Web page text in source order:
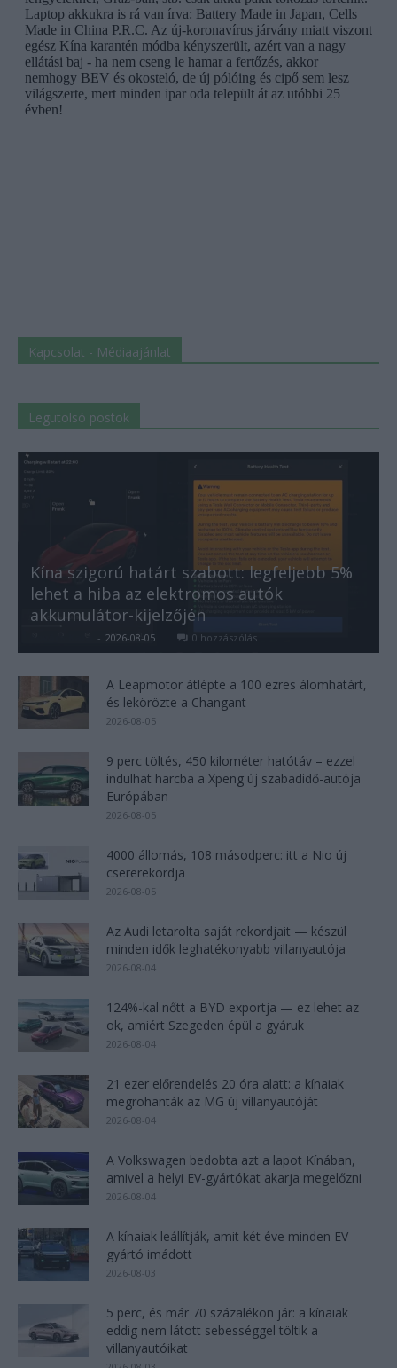
Kapcsolat - Médiaajánlat
Legutolsó postok
Kína szigorú határt szabott: legfeljebb 5%
lehet a hiba az elektromos autók
akkumulátor-kijelzőjén
- 2026-08-05 0 hozzászólás
A Leapmotor átlépte a 100 ezres álomhatárt,
és lekörözte a Changant
2026-08-05
9 perc töltés, 450 kilométer hatótáv – ezzel
indulhat harcba a Xpeng új szabadidő-autója
Európában
2026-08-05
4000 állomás, 108 másodperc: itt a Nio új
csererekordja
2026-08-05
Az Audi letarolta saját rekordjait — készül
minden idők leghatékonyabb villanyautója
2026-08-04
124%-kal nőtt a BYD exportja — ez lehet az
ok, amiért Szegeden épül a gyáruk
2026-08-04
21 ezer előrendelés 20 óra alatt: a kínaiak
megrohanták az MG új villanyautóját
2026-08-04
A Volkswagen bedobta azt a lapot Kínában,
amivel a helyi EV-gyártókat akarja megelőzni
2026-08-04
A kínaiak leállítják, amit két éve minden EV-
gyártó imádott
2026-08-03
5 perc, és már 70 százalékon jár: a kínaiak
eddig nem látott sebességgel töltik a
villanyautóikat